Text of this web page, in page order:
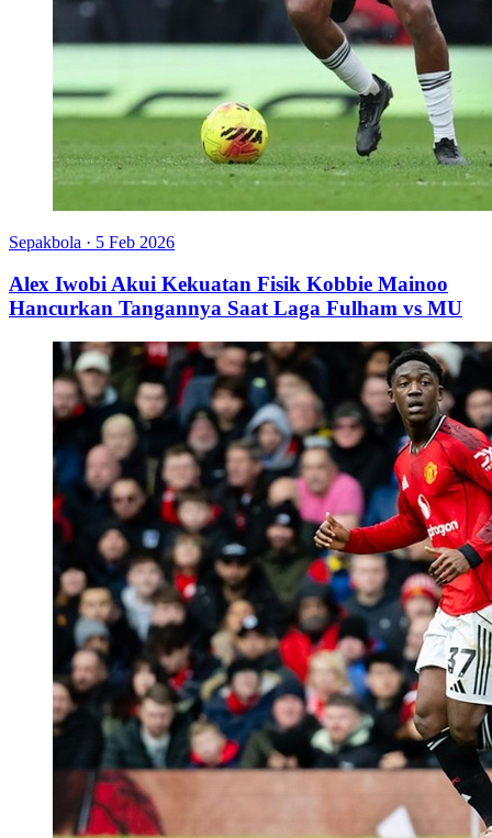
Sepakbola · 5 Feb 2026
Alex Iwobi Akui Kekuatan Fisik Kobbie Mainoo
Hancurkan Tangannya Saat Laga Fulham vs MU